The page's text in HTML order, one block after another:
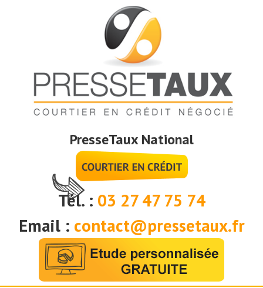
PresseTaux National
Tél. : 03 27 47 75 74
Email : contact@pressetaux.fr